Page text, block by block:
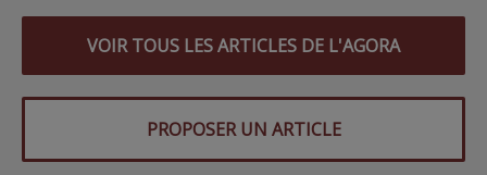
VOIR TOUS LES ARTICLES DE L'AGORA
PROPOSER UN ARTICLE